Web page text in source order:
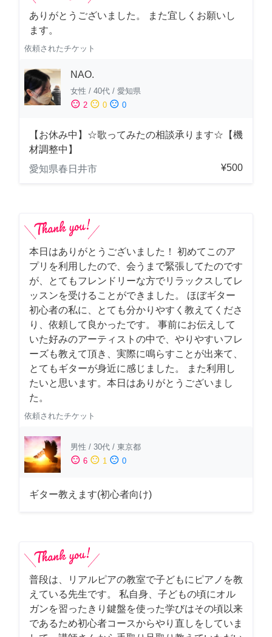
ありがとうございました。 また宜しくお願いし
ます。
依頼されたチケット
NAO.
女性 / 40代 / 愛知県
sentiment_satisfied 2 sentiment_neutral 0 sentiment_dissatisfied 0
【お休み中】☆歌ってみたの相談承ります☆【機
材調整中】
愛知県春日井市
¥500
本日はありがとうございました！ 初めてこのア
プリを利用したので、会うまで緊張してたのです
が、とてもフレンドリーな方でリラックスしてレ
ッスンを受けることができました。 ほぼギター
初心者の私に、とても分かりやすく教えてくださ
り、依頼して良かったです。 事前にお伝えして
いた好みのアーティストの中で、やりやすいフレ
ーズも教えて頂き、実際に鳴らすことが出来て、
とてもギターが身近に感じました。 また利用し
たいと思います。本日はありがとうございまし
た。
依頼されたチケット
男性 / 30代 / 東京都
sentiment_satisfied 6 sentiment_neutral 1 sentiment_dissatisfied 0
ギター教えます(初心者向け)
普段は、リアルピアの教室で子どもにピアノを教
えている先生です。 私自身、子どもの頃にオル
ガンを習ったきり鍵盤を使った学びはその頃以来
であるため初心者コースからやり直しをしていま